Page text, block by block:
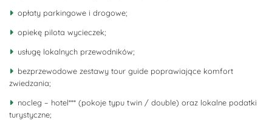
opłaty parkingowe i drogowe;
opiekę pilota wycieczek;
usługę lokalnych przewodników;
bezprzewodowe zestawy tour guide poprawiające komfort
zwiedzania;
nocleg – hotel*** (pokoje typu twin / double) oraz lokalne podatki
turystyczne;